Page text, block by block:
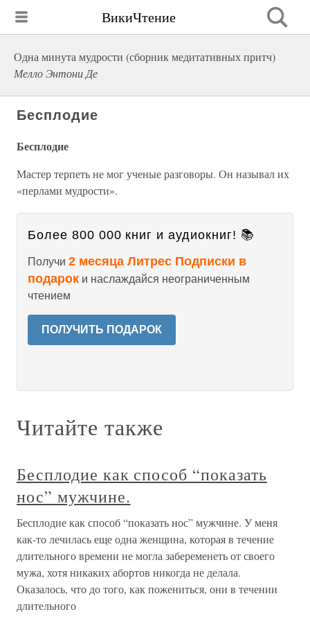
ВикиЧтение
Одна минута мудрости (сборник медитативных притч)
Мелло Энтони Де
Бесплодие
Бесплодие
Мастер терпеть не мог ученые разговоры. Он называл их
«перлами мудрости».
Более 800 000 книг и аудиокниг! 📚
Получи 2 месяца Литрес Подписки в
подарок и наслаждайся неограниченным
чтением
ПОЛУЧИТЬ ПОДАРОК
Читайте также
Бесплодие как способ “показать
нос” мужчине.
Бесплодие как способ “показать нос” мужчине. У меня
как-то лечилась еще одна женщина, которая в течение
длительного времени не могла забеременеть от своего
мужа, хотя никаких абортов никогда не делала.
Оказалось, что до того, как пожениться, они в течении
длительного